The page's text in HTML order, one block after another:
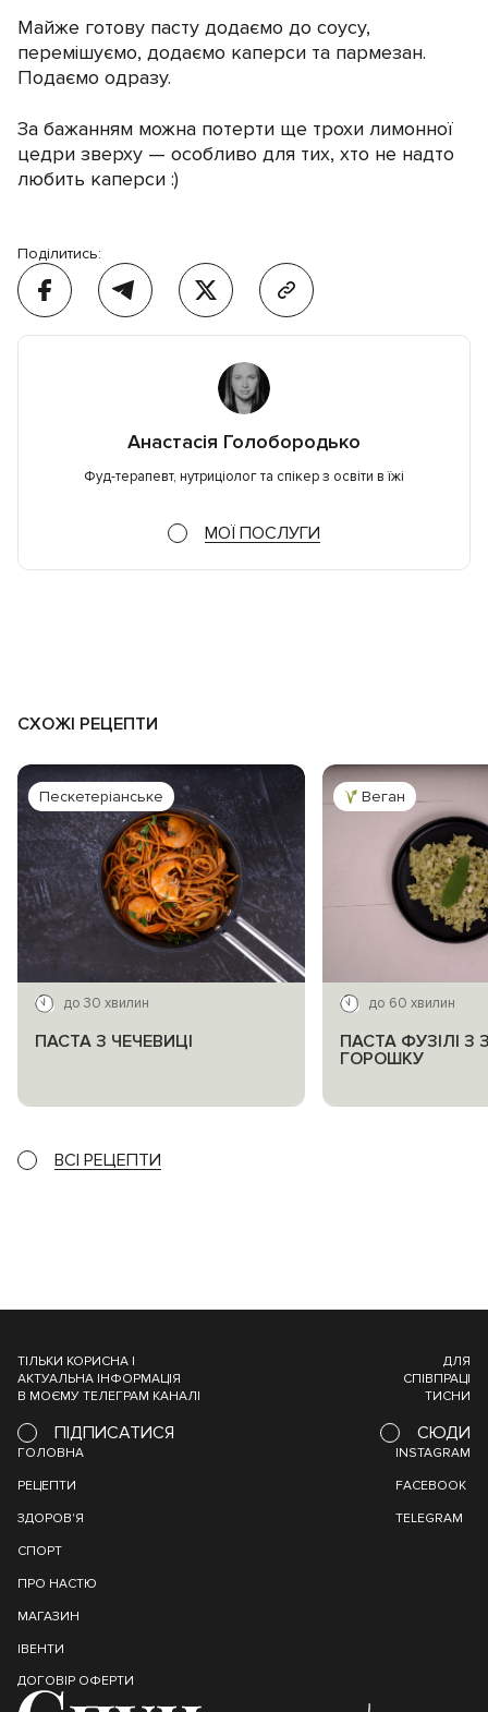
Майже готову пасту додаємо до соусу,
перемішуємо, додаємо каперси та пармезан.
Подаємо одразу.
За бажанням можна потерти ще трохи лимонної
цедри зверху — особливо для тих, хто не надто
любить каперси :)
Поділитись:
Анастасія Голобородько
Фуд-терапевт, нутриціолог та спікер з освіти в їжі
МОЇ ПОСЛУГИ
СХОЖІ РЕЦЕПТИ
Пескетеріанське
до 30 хвилин
ПАСТА З ЧЕЧЕВИЦІ
Веган
до 60 хвилин
ПАСТА ФУЗІЛІ З
ГОРОШКУ
ВСІ РЕЦЕПТИ
ТІЛЬКИ КОРИСНА І
АКТУАЛЬНА ІНФОРМАЦІЯ
В МОЄМУ ТЕЛЕГРАМ КАНАЛІ
ПІДПИСАТИСЯ
ДЛЯ
СПІВПРАЦІ
ТИСНИ
СЮДИ
ГОЛОВНА
РЕЦЕПТИ
ЗДОРОВ'Я
СПОРТ
ПРО НАСТЮ
МАГАЗИН
ІВЕНТИ
ДОГОВІР ОФЕРТИ
INSTAGRAM
FACEBOOK
TELEGRAM